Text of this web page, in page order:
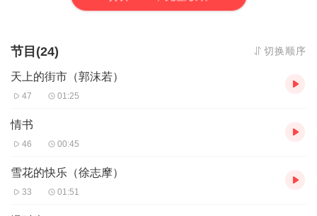
节目(24) 切换顺序
天上的街市（郭沫若）
47 01:25
情书
46 00:45
雪花的快乐（徐志摩）
33 01:51